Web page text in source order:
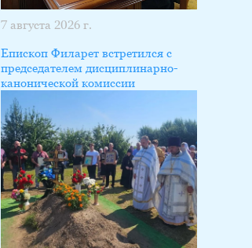
7 августа 2026 г.
Епископ Филарет встретился с
председателем дисциплинарно-
канонической комиссии